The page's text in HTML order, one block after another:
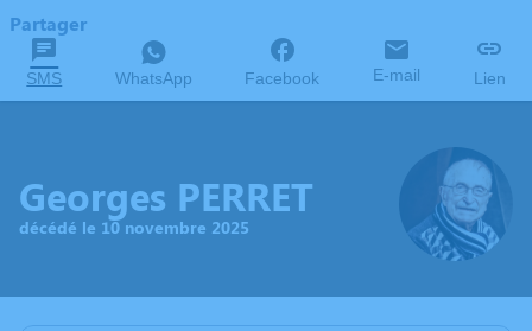
Partager
SMS WhatsApp Facebook E-mail Lien
Georges PERRET
décédé le 10 novembre 2025